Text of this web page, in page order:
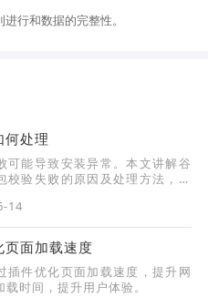
行和数据的完整性。
何处理
可能导致安装异常。本文讲解谷
校验失败的原因及处理方法，确
14
页面加载速度
插件优化页面加载速度，提升网
时间，提升用户体验。